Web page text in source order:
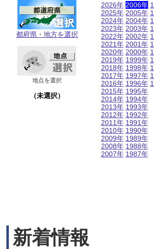
都府県・地方を選択
地点を選択
（未選択）
2026年
2025年
2024年
2023年
2022年
2021年
2020年
2019年
2018年
2017年
2016年
2015年
2014年
2013年
2012年
2011年
2010年
2009年
2008年
2007年
2006年
2005年
2004年
2003年
2002年
2001年
2000年
1999年
1998年
1997年
1996年
1995年
1994年
1993年
1992年
1991年
1990年
1989年
1988年
1987年
新着情報